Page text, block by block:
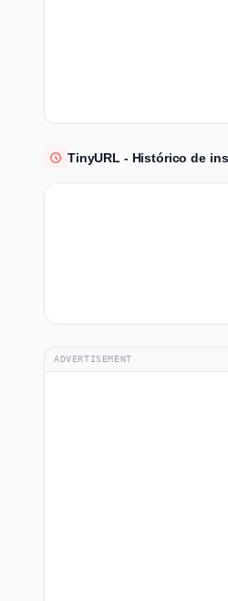
TinyURL - Histórico de
ADVERTISEMENT